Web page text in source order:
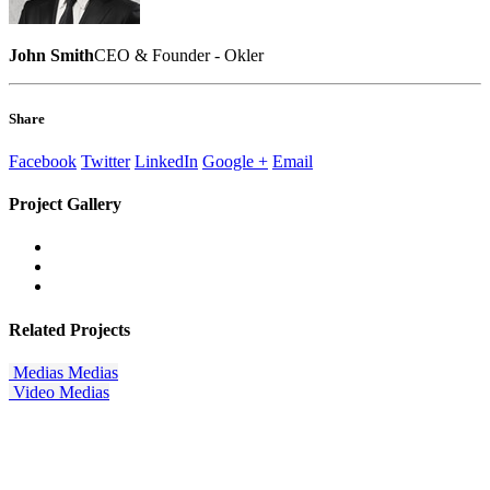
John SmithCEO & Founder - Okler
Share
Facebook Twitter LinkedIn Google + Email
Project Gallery
Related Projects
Medias Medias
Video Medias